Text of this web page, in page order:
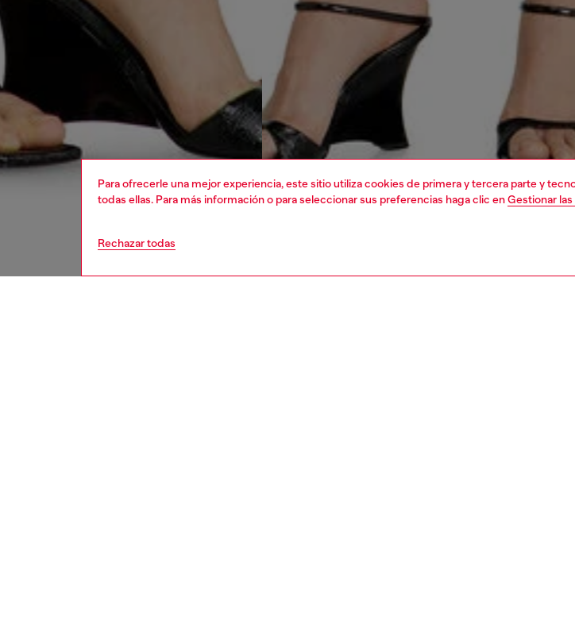
Para ofrecerle una mejor experiencia, este sitio utiliza cookies de primera y tercera parte y
todas ellas. Para más información o para seleccionar sus preferencias haga clic enGestionar
Rechazar todas